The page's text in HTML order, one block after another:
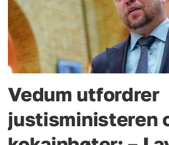
Vedum utfordrer
justisministeren